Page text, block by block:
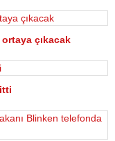
çıkacak